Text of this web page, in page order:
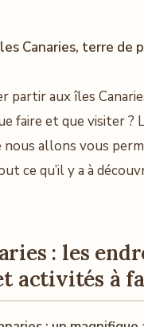
Canaries, terre de
partir aux îles
faire et que visiter ?
nous allons vous
ce qu’il y a à
: les
activités à